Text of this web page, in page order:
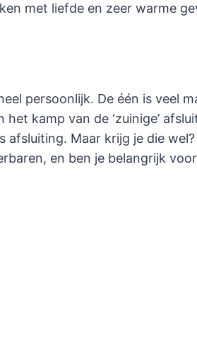
met liefde en zeer warme
persoonlijk. De één is veel
het kamp van de ‘zuinige’
afsluiting. Maar krijg je die
en ben je belangrijk